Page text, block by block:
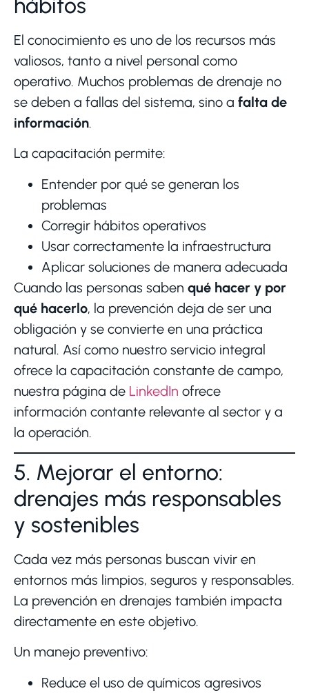
hábitos
El conocimiento es uno de los recursos más
valiosos, tanto a nivel personal como
operativo. Muchos problemas de drenaje no
se deben a fallas del sistema, sino a falta de
información.
La capacitación permite:
Entender por qué se generan los
problemas
Corregir hábitos operativos
Usar correctamente la infraestructura
Aplicar soluciones de manera adecuada
Cuando las personas saben qué hacer y por
qué hacerlo, la prevención deja de ser una
obligación y se convierte en una práctica
natural. Así como nuestro servicio integral
ofrece la capacitación constante de campo,
nuestra página de LinkedIn ofrece
información contante relevante al sector y a
la operación.
5. Mejorar el entorno:
drenajes más responsables
y sostenibles
Cada vez más personas buscan vivir en
entornos más limpios, seguros y responsables.
La prevención en drenajes también impacta
directamente en este objetivo.
Un manejo preventivo:
Reduce el uso de químicos agresivos